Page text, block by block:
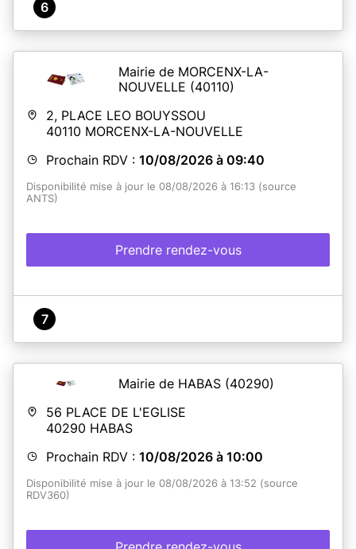
6
Mairie de MORCENX-LA-
NOUVELLE (40110)
2, PLACE LEO BOUYSSOU
40110 MORCENX-LA-NOUVELLE
Prochain RDV : 10/08/2026 à 09:40
Disponibilité mise à jour le 08/08/2026 à 16:13 (source
ANTS)
Prendre rendez-vous
7
Mairie de HABAS (40290)
56 PLACE DE L'EGLISE
40290 HABAS
Prochain RDV : 10/08/2026 à 10:00
Disponibilité mise à jour le 08/08/2026 à 13:52 (source
RDV360)